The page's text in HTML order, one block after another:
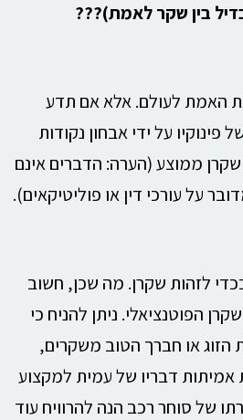
בין שקר לאמת)???
האמת לעולם. אלא אם תדע
על ידי אבחון נקודות
ממוצע (הערה: הדברים אינם
על עורכי דין או פוליטיקאים).
לזהות שקרן. מה שכן, חשוב
הפוטנציאלי. ניתן להניח כי
או חברך הטוב משקרים,
אמיתות דבריו של עמית למקצוע
של סוחר רכב הנה להרוויח עוד